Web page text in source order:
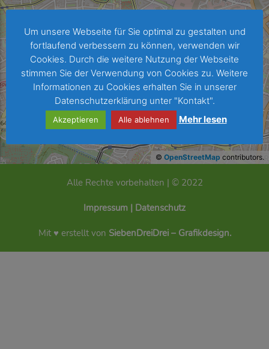
© OpenStreetMap contributors.
Alle Rechte vorbehalten | © 2022
Impressum | Datenschutz
Mit ♥ erstellt von SiebenDreiDrei – Grafikdesign.
Um unsere Webseite für Sie optimal zu gestalten und
fortlaufend verbessern zu können, verwenden wir
Cookies. Durch die weitere Nutzung der Webseite
stimmen Sie der Verwendung von Cookies zu. Weitere
Informationen zu Cookies erhalten Sie in unserer
Datenschutzerklärung unter "Kontakt".
Akzeptieren Alle ablehnen Mehr lesen